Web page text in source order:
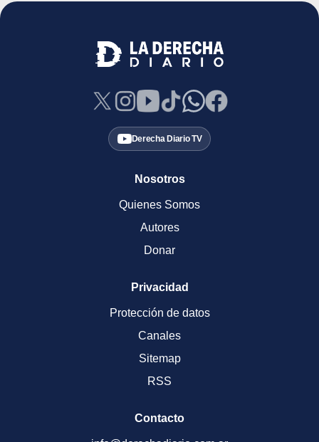
Derecha Diario TV
Nosotros
Quienes Somos
Autores
Donar
Privacidad
Protección de datos
Canales
Sitemap
RSS
Contacto